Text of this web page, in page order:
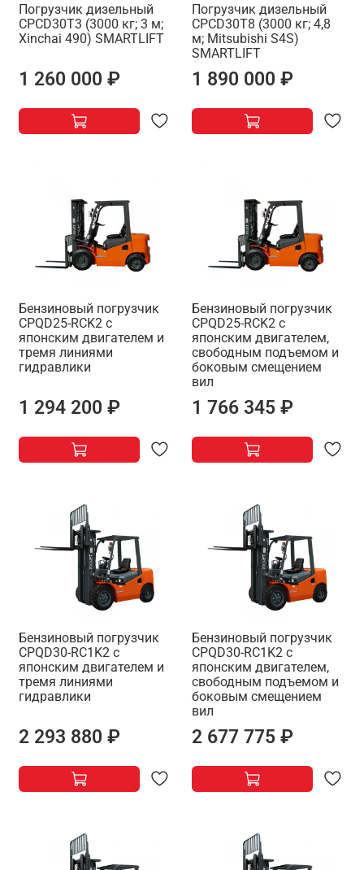
Погрузчик дизельный
CPCD30T3 (3000 кг; 3 м;
Xinchai 490) SMARTLIFT
1 260 000 ₽
Погрузчик дизельный
CPCD30T8 (3000 кг; 4,8
м; Mitsubishi S4S)
SMARTLIFT
1 890 000 ₽
Бензиновый погрузчик
CPQD25-RCK2 с
японским двигателем и
тремя линиями
гидравлики
1 294 200 ₽
Бензиновый погрузчик
CPQD25-RCK2 с
японским двигателем,
свободным подъемом и
боковым смещением
вил
1 766 345 ₽
Бензиновый погрузчик
CPQD30-RC1K2 с
японским двигателем и
тремя линиями
гидравлики
2 293 880 ₽
Бензиновый погрузчик
CPQD30-RC1K2 с
японским двигателем,
свободным подъемом и
боковым смещением
вил
2 677 775 ₽